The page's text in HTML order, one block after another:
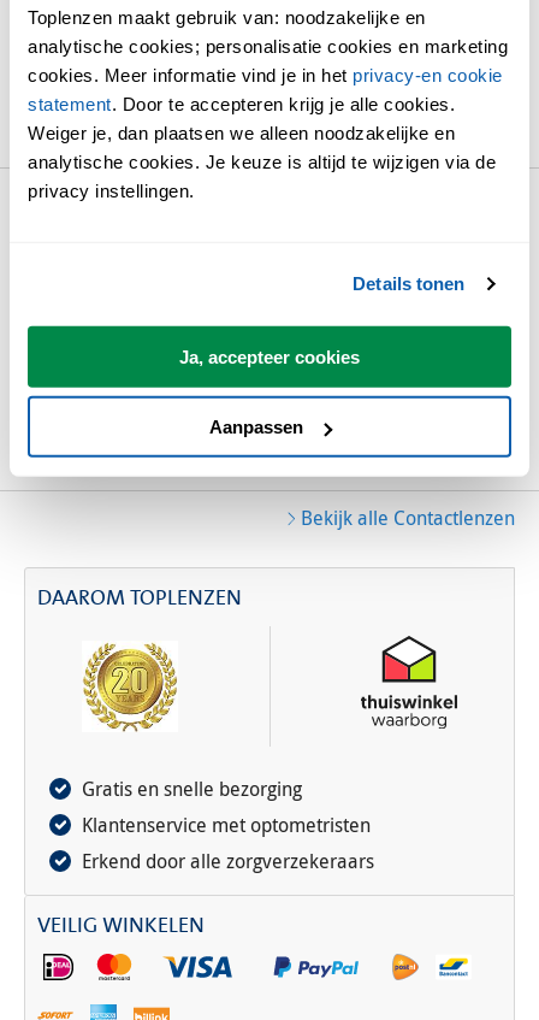
Toplenzen maakt gebruik van: noodzakelijke en
analytische cookies; personalisatie cookies en marketing
cookies. Meer informatie vind je in het privacy-en cookie
statement . Door te accepteren krijg je alle cookies.
Weiger je, dan plaatsen we alleen noodzakelijke en
analytische cookies. Je keuze is altijd te wijzigen via de
privacy instellingen.
Details tonen
Ja, accepteer cookies
Aanpassen
PACK
€ 45,50
BEKIJK EN BESTEL
LIVE DAILY DISPOSABLE
vanaf € 15,75
BEKIJK EN BESTEL
Bekijk alle Contactlenzen
DAAROM TOPLENZEN
Gratis en snelle bezorging
Klantenservice met optometristen
Erkend door alle zorgverzekeraars
VEILIG WINKELEN